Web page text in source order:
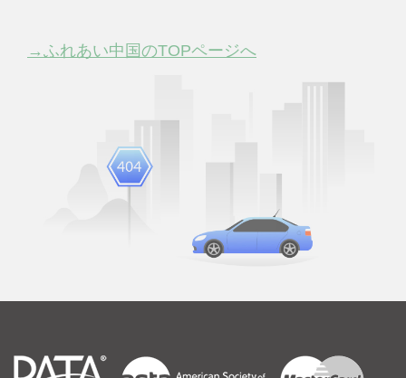
→ふれあい中国のTOPページへ